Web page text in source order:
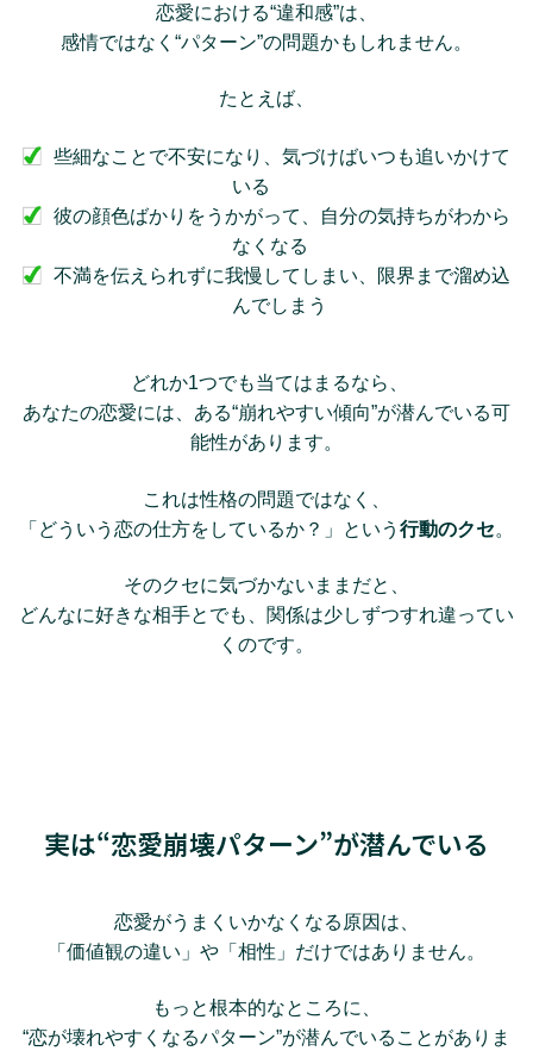
恋愛における“違和感”は、
感情ではなく“パターン”の問題かもしれません。
たとえば、
些細なことで不安になり、気づけばいつも追いかけて
いる
彼の顔色ばかりをうかがって、自分の気持ちがわから
なくなる
不満を伝えられずに我慢してしまい、限界まで溜め込
んでしまう
どれか1つでも当てはまるなら、
あなたの恋愛には、ある“崩れやすい傾向”が潜んでいる可
能性があります。
これは性格の問題ではなく、
「どういう恋の仕方をしているか？」という 行動のクセ。
そのクセに気づかないままだと、
どんなに好きな相手とでも、関係は少しずつすれ違ってい
くのです。
実は“恋愛崩壊パターン”が潜んでいる
恋愛がうまくいかなくなる原因は、
「価値観の違い」や「相性」だけではありません。
もっと根本的なところに、
“恋が壊れやすくなるパターン”が潜んでいることがありま